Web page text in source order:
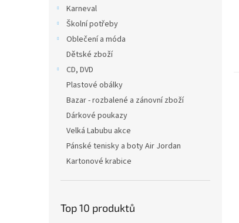
Karneval
Školní potřeby
Oblečení a móda
Dětské zboží
CD, DVD
Plastové obálky
Bazar - rozbalené a zánovní zboží
Dárkové poukazy
Velká Labubu akce
Pánské tenisky a boty Air Jordan
Kartonové krabice
Top 10 produktů